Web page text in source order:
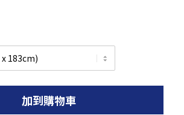
加到購物車